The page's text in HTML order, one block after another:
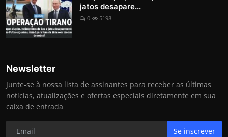
jatos desapare...
0 5198
Newsletter
Junte-se à nossa lista de assinantes para receber as últimas
notícias, atualizações e ofertas especiais diretamente em sua
caixa de entrada
Se inscrever